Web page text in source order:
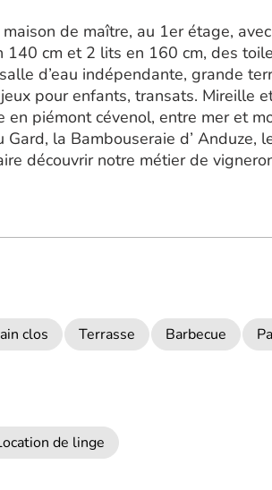
de maître, au 1er étage,
140 cm et 2 lits en 160 cm, des
d’eau indépendante, grande
pour enfants, transats. Mireille
piémont cévenol, entre mer et
Gard, la Bambouseraie d’ Anduze,
découvrir notre métier de
clos Terrasse Barbecue
de linge